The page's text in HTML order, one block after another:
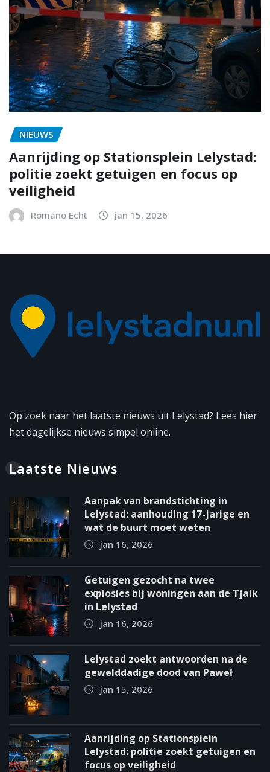
NIEUWS
Aanrijding op Stationsplein Lelystad:
politie zoekt getuigen en focus op
veiligheid
Romano Echt jan 15, 2026
Op zoek naar het laatste nieuws uit Lelystad? Lees hier
het dagelijkse nieuws simpel online.
Laatste Nieuws
Aanpak van brandstichting in
Lelystad: aanhouding 17-jarige en
wat de buurt moet weten
jan 16, 2026
Getuigen gezocht na twee
explosies bij woningen aan de Tjalk
in Lelystad
jan 16, 2026
Lelystad zoekt antwoorden na de
gewelddadige dood van Paweł
jan 15, 2026
Aanrijding op Stationsplein
Lelystad: politie zoekt getuigen en
focus op veiligheid